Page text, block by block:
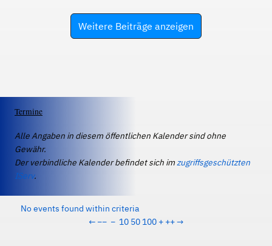
Weitere Beiträge anzeigen
Termine
Alle Angaben in diesem öffentlichen Kalender sind ohne
Gewähr.
Der verbindliche Kalender befindet sich imzugriffsgeschützten
IServ.
No events found within criteria
← −− − 10 50 100 + ++→